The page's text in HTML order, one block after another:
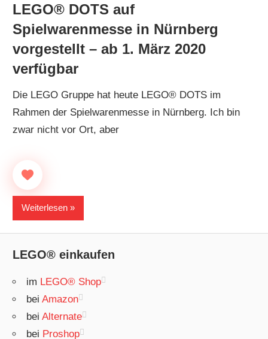
LEGO® DOTS auf
Spielwarenmesse in Nürnberg
vorgestellt – ab 1. März 2020
verfügbar
Die LEGO Gruppe hat heute LEGO® DOTS im
Rahmen der Spielwarenmesse in Nürnberg. Ich bin
zwar nicht vor Ort, aber
Weiterlesen
LEGO® einkaufen
im LEGO® Shop
beiAmazon
beiAlternate
bei Proshop